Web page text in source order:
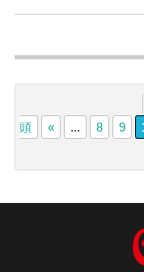
頭
« ... 8 9